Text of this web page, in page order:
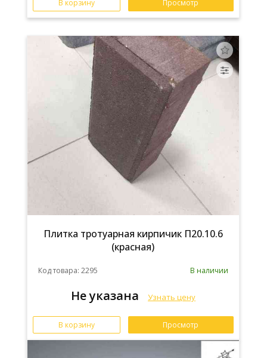
В корзину Просмотр
Плитка тротуарная кирпичик П20.10.6
(красная)
Код товара: 2295 В наличии
Не указана Узнать цену
В корзину Просмотр